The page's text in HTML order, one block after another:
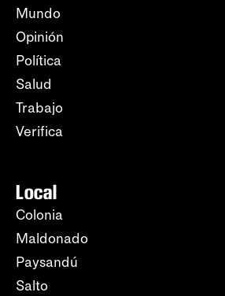
Mundo
Opinión
Política
Salud
Trabajo
Verifica
Local
Colonia
Maldonado
Paysandú
Salto